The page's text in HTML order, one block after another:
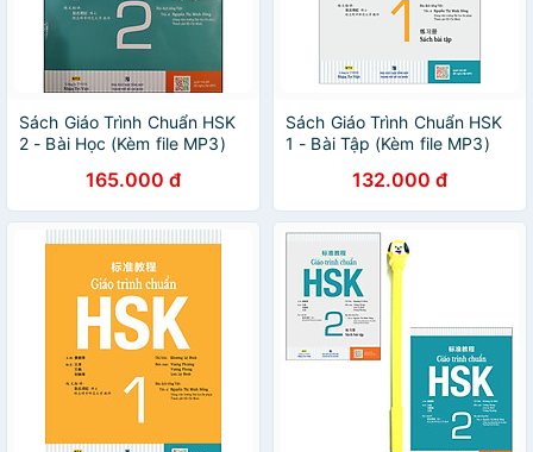
Sách Giáo Trình Chuẩn HSK
2 - Bài Học (Kèm file MP3)
165.000 đ
Sách Giáo Trình Chuẩn HSK
1 - Bài Tập (Kèm file MP3)
132.000 đ